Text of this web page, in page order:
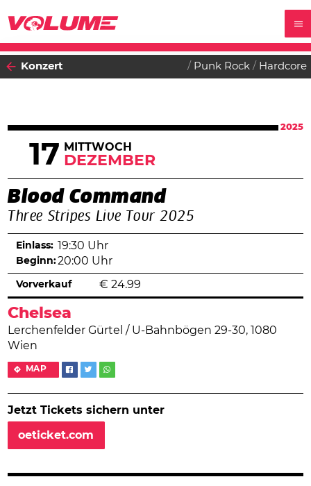
Konzert Punk Rock Hardcore
2025
17 MITTWOCH
DEZEMBER
Blood Command
Three Stripes Live Tour 2025
Chelsea
Lerchenfelder Gürtel / U-Bahnbögen 29-30, 1080
Wien
MAP
Jetzt Tickets sichern unter
oeticket.com
Einlass: 19:30 Uhr
Beginn:20:00 Uhr
Vorverkauf € 24.99